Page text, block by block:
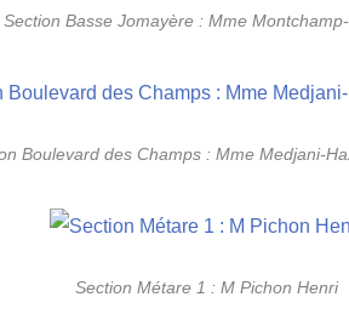
Section Basse Jomayère : Mme
Boulevard des Champs : Mme Medjani-
Section Métare 1 : M Pichon Henri